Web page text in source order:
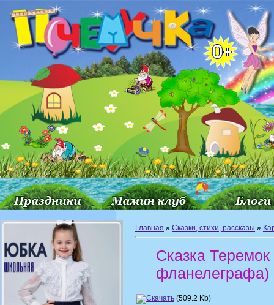
Главная » Сказки, стихи, рассказы »
Сказка
фланелеграфа)
(509.2 Kb)